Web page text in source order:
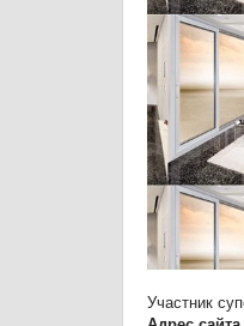
Участник